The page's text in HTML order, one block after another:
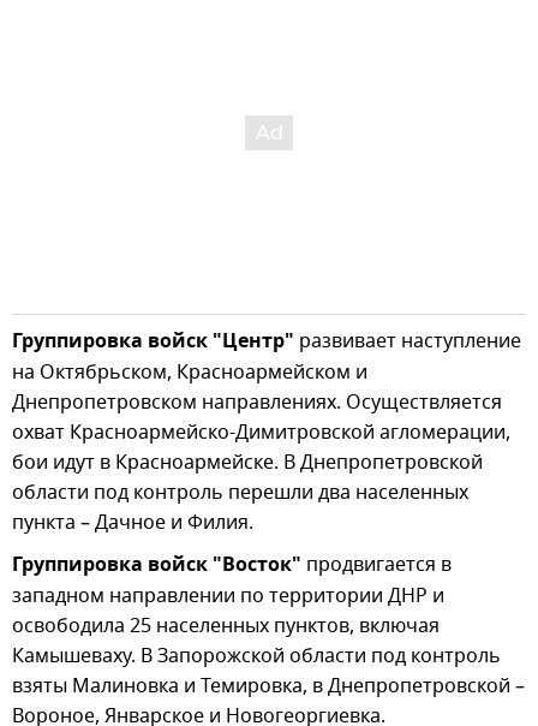
Группировка войск "Центр" развивает наступление
на Октябрьском, Красноармейском и
Днепропетровском направлениях. Осуществляется
охват Красноармейско-Димитровской агломерации,
бои идут в Красноармейске. В Днепропетровской
области под контроль перешли два населенных
пункта – Дачное и Филия.
Группировка войск "Восток" продвигается в
западном направлении по территории ДНР и
освободила 25 населенных пунктов, включая
Камышеваху. В Запорожской области под контроль
взяты Малиновка и Темировка, в Днепропетровской –
Вороное, Январское и Новогеоргиевка.